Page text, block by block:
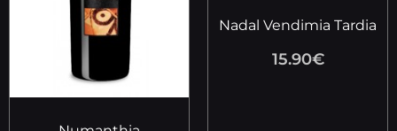
Nadal Vendimia Tardia
15.90€